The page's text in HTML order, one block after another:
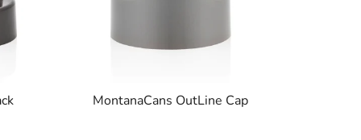
MontanaCans OutLine Cap